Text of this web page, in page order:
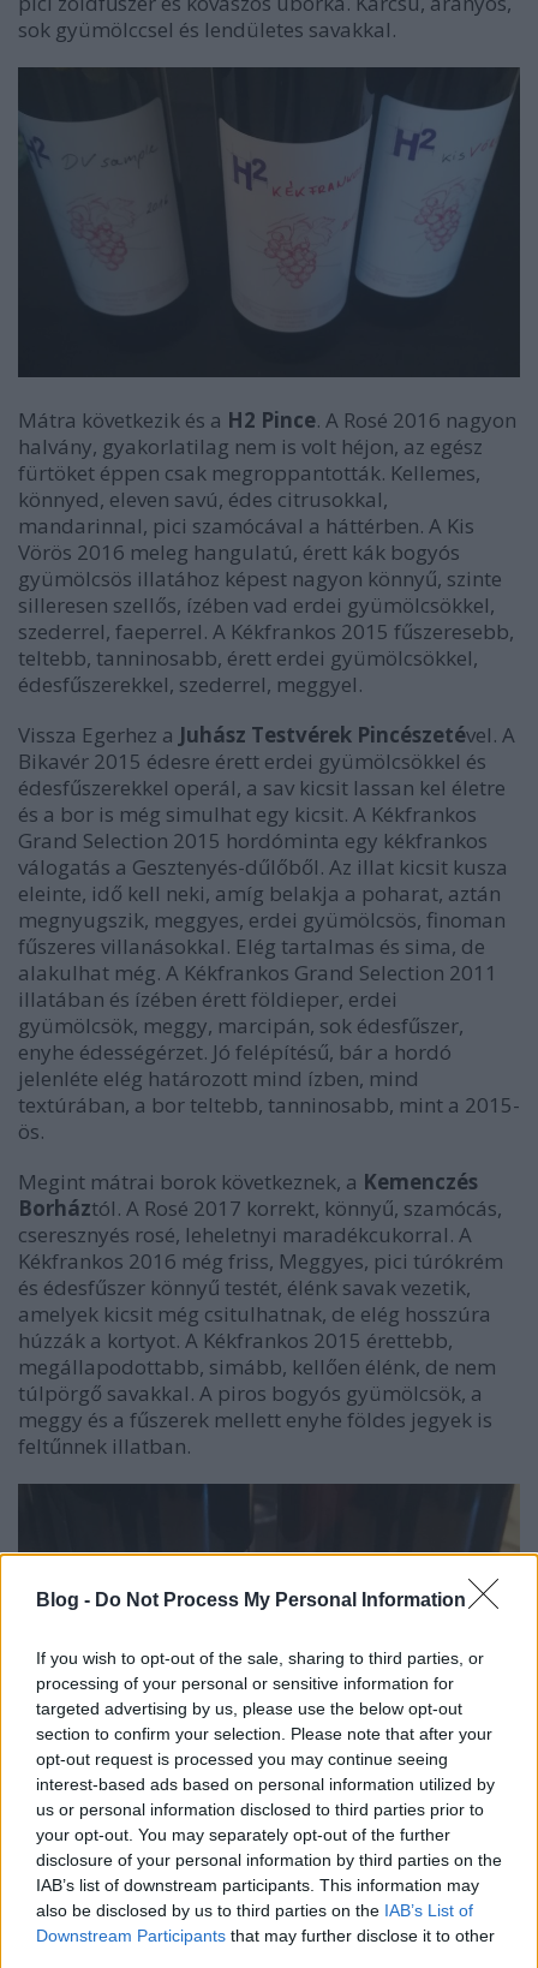
Blog - Do Not Process My Personal Information
If you wish to opt-out of the sale, sharing to third parties, or
processing of your personal or sensitive information for
targeted advertising by us, please use the below opt-out
section to confirm your selection. Please note that after your
opt-out request is processed you may continue seeing
interest-based ads based on personal information utilized by
us or personal information disclosed to third parties prior to
your opt-out. You may separately opt-out of the further
disclosure of your personal information by third parties on the
IAB’s list of downstream participants. This information may
also be disclosed by us to third parties on the IAB’s List of
Downstream Participants that may further disclose it to other
sok gyümölccsel és lendületes savakkal.
Mátra következik és a H2 Pince. A Rosé 2016 nagyon
halvány, gyakorlatilag nem is volt héjon, az egész
fürtöket éppen csak megroppantották. Kellemes,
könnyed, eleven savú, édes citrusokkal,
mandarinnal, pici szamócával a háttérben. A Kis
Vörös 2016 meleg hangulatú, érett kák bogyós
gyümölcsös illatához képest nagyon könnyű, szinte
silleresen szellős, ízében vad erdei gyümölcsökkel,
szederrel, faeperrel. A Kékfrankos 2015 fűszeresebb,
teltebb, tanninosabb, érett erdei gyümölcsökkel,
édesfűszerekkel, szederrel, meggyel.
Vissza Egerhez a Juhász Testvérek Pincészetével. A
Bikavér 2015 édesre érett erdei gyümölcsökkel és
édesfűszerekkel operál, a sav kicsit lassan kel életre
és a bor is még simulhat egy kicsit. A Kékfrankos
Grand Selection 2015 hordóminta egy kékfrankos
válogatás a Gesztenyés-dűlőből. Az illat kicsit kusza
eleinte, idő kell neki, amíg belakja a poharat, aztán
megnyugszik, meggyes, erdei gyümölcsös, finoman
fűszeres villanásokkal. Elég tartalmas és sima, de
alakulhat még. A Kékfrankos Grand Selection 2011
illatában és ízében érett földieper, erdei
gyümölcsök, meggy, marcipán, sok édesfűszer,
enyhe édességérzet. Jó felépítésű, bár a hordó
jelenléte elég határozott mind ízben, mind
textúrában, a bor teltebb, tanninosabb, mint a 2015-
ös.
Megint mátrai borok következnek, a Kemenczés
Borháztól. A Rosé 2017 korrekt, könnyű, szamócás,
cseresznyés rosé, leheletnyi maradékcukorral. A
Kékfrankos 2016 még friss, Meggyes, pici túrókrém
és édesfűszer könnyű testét, élénk savak vezetik,
amelyek kicsit még csitulhatnak, de elég hosszúra
húzzák a kortyot. A Kékfrankos 2015 érettebb,
megállapodottabb, simább, kellően élénk, de nem
túlpörgő savakkal. A piros bogyós gyümölcsök, a
meggy és a fűszerek mellett enyhe földes jegyek is
feltűnnek illatban.
A hajósiSziegl Pincétől a Rosé 2017 kékfrankos,
merlot, kadarka és zweigelt házasítása és spontán
erjedt. Szép piros bogyós gyümölcsös illata van,
szamócával és cseresznyével. A korty tartalmas,